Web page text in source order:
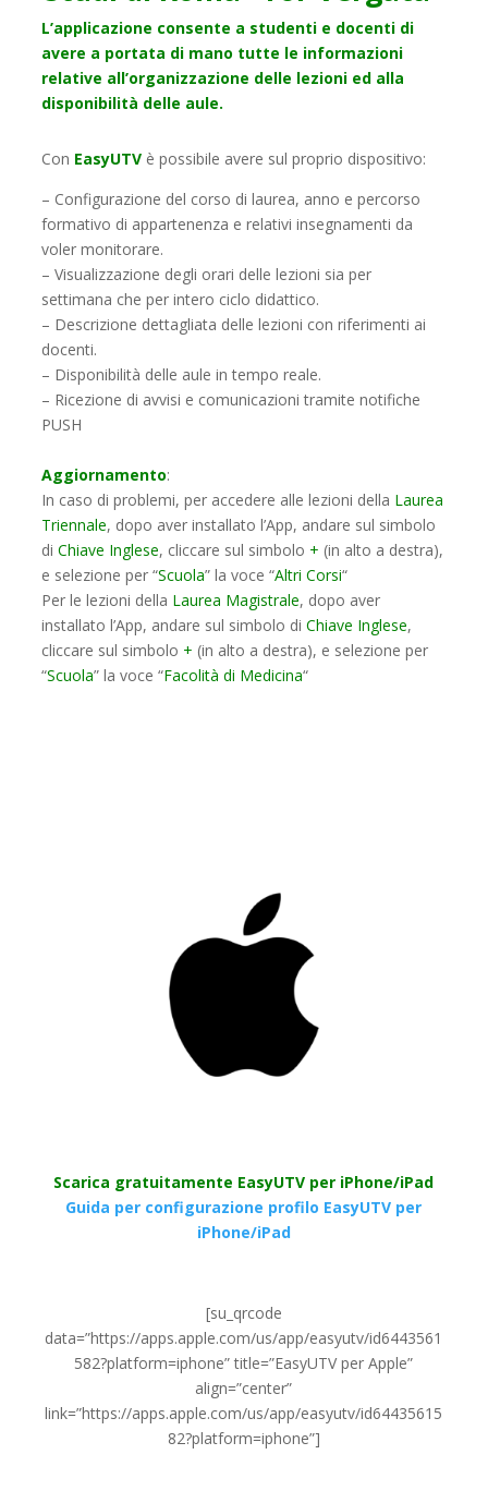
L’applicazione consente a studenti e docenti di
avere a portata di mano tutte le informazioni
relative all’organizzazione delle lezioni ed alla
disponibilità delle aule.
Con EasyUTV è possibile avere sul proprio dispositivo:
– Configurazione del corso di laurea, anno e percorso
formativo di appartenenza e relativi insegnamenti da
voler monitorare.
– Visualizzazione degli orari delle lezioni sia per
settimana che per intero ciclo didattico.
– Descrizione dettagliata delle lezioni con riferimenti ai
docenti.
– Disponibilità delle aule in tempo reale.
– Ricezione di avvisi e comunicazioni tramite notifiche
PUSH
Aggiornamento:
In caso di problemi, per accedere alle lezioni della Laurea
Triennale, dopo aver installato l’App, andare sul simbolo
diChiave Inglese, cliccare sul simbolo + (in alto a destra),
e selezione per “Scuola” la voce “Altri Corsi“
Per le lezioni della Laurea Magistrale, dopo aver
installato l’App, andare sul simbolo diChiave Inglese,
cliccare sul simbolo + (in alto a destra), e selezione per
“Scuola” la voce “Facolità di Medicina“
Scarica gratuitamente EasyUTV per iPhone/iPad
Guida per configurazione profilo EasyUTV per
iPhone/iPad
[su_qrcode
data=”https://apps.apple.com/us/app/easyutv/id6443561
582?platform=iphone” title=”EasyUTV per Apple”
align=”center”
link=”https://apps.apple.com/us/app/easyutv/id64435615
82?platform=iphone”]